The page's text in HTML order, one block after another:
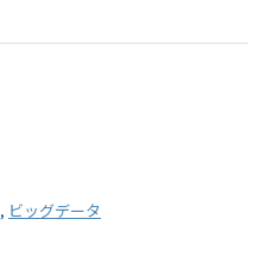
, ビッグデータ